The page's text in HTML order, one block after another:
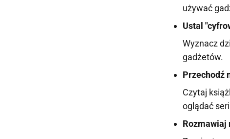
używać
Ustal
Wyznacz
gadżetów.
Przechodź
Czytaj
oglądać
Rozmawiaj